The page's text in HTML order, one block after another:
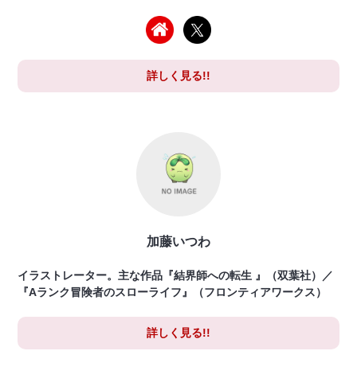
詳しく見る!!
加藤いつわ
イラストレーター。主な作品『結界師への転生 』（双葉社）／
『Aランク冒険者のスローライフ』（フロンティアワークス）
詳しく見る!!